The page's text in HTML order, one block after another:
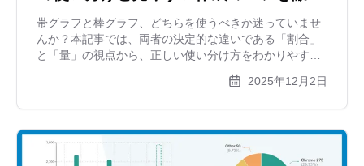
解説
帯グラフと棒グラフ、どちらを使うべきか迷っていませ
んか？本記事では、両者の決定的な違いである「割合」
と「量」の視点から、正しい使い分け方をわかりやすく
グラフとの違いについても紹介します。
2025年12月2日